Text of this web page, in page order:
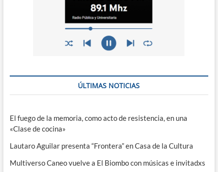
ÚLTIMAS NOTICIAS
El fuego de la memoria, como acto de resistencia, en una
«Clase de cocina»
Lautaro Aguilar presenta “Frontera” en Casa de la Cultura
Multiverso Caneo vuelve a El Biombo con músicas e invitadxs